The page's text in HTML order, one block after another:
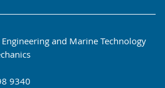
and Marine Technology
9340